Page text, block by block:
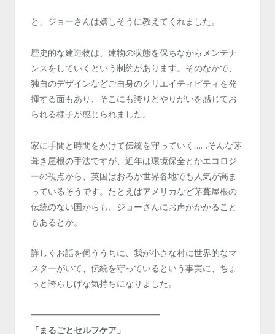
と、ジョーさんは嬉しそうに教えてくれました。
歴史的な建造物は、建物の状態を保ちながらメンテナ
ンスをしていくという制約があります。そのなかで、
独自のデザインなどご自身のクリエイティビティを発
揮する面もあり、そこにも誇りとやりがいを感じてお
られる様子が感じられました。
家に手間と時間をかけて伝統を守っていく……そんな茅
葺き屋根の手法ですが、近年は環境保全とかエコロジ
ーの視点から、英国はおろか世界各地でも人気が高ま
っているそうです。たとえばアメリカなど茅葺屋根の
伝統のない国からも、ジョーさんにお声がかかること
もあるとか。
詳しくお話を伺ううちに、我が小さな村に世界的なマ
スターがいて、伝統を守っているという事実に、ちょ
っと誇らしげな気持ちになりました。
━━━━━━━━━━━━━━━
「まるごとセルフケア」